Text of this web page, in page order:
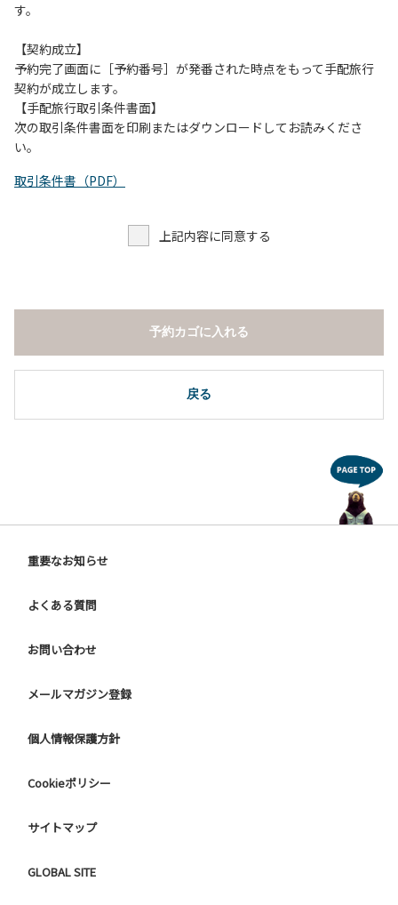
（１）川原にテントやタープを張らない。
（２）雨が降ったときは川原で遊ばない。
（３）カムイコタン公園キャンプ場で雨が降らなくても、上
流で雨が降り急に増水することがあるので、水の濁りに注意
し、濁り始めたときには直ちに川原での遊びを中止する。
（４）キャンプ場の管理者や地元住民から川についての注意
す。
【契約成立】
予約完了画面に［予約番号］が発番された時点をもって手配旅行
契約が成立します。
【手配旅行取引条件書面】
次の取引条件書面を印刷またはダウンロードしてお読みくださ
い。
取引条件書（PDF）
上記内容に同意する
戻る
予約カゴに入れる
重要なお知らせ
よくある質問
お問い合わせ
メールマガジン登録
個人情報保護方針
Cookieポリシー
サイトマップ
GLOBAL SITE